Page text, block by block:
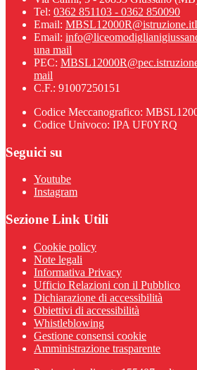
Tel: 0362 851103 - 0362 850090
Email: MBSL12000R@istruzione.it
Email:
una mail
PEC:
mail
C.F.: 91007250151
Codice Meccanografico:
Codice Univoco: IPA UF0YRQ
Seguici su
Youtube
Instagram
Sezione Link Utili
Cookie policy
Note legali
Informativa Privacy
Ufficio Relazioni con il Pubblico
Dichiarazione di accessibilità
Obiettivi di accessibilità
Whistleblowing
Gestione consensi cookie
Amministrazione trasparente